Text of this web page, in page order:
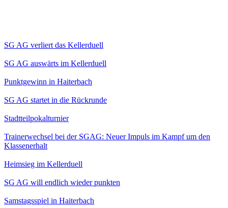
SG AG verliert das Kellerduell
SG AG auswärts im Kellerduell
Punktgewinn in Haiterbach
SG AG startet in die Rückrunde
Stadtteilpokalturnier
Trainerwechsel bei der SGAG: Neuer Impuls im Kampf um den
Klassenerhalt
Heimsieg im Kellerduell
SG AG will endlich wieder punkten
Samstagsspiel in Haiterbach